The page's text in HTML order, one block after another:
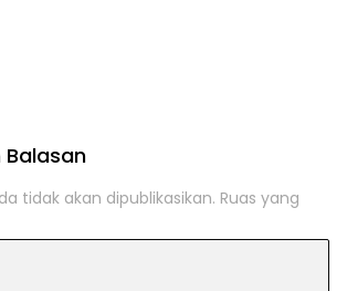
Balasan
tidak akan dipublikasikan. Ruas yang